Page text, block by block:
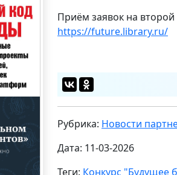
Приём заявок на
https://future.library.ru/
Рубрика: Новости
Дата: 11-03-2026
Теги: Конкурс "Будущее